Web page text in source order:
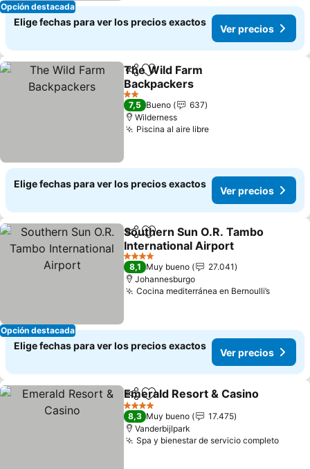
Opción destacada
Elige fechas para ver los precios exactos
Ver precios
Compartir
Agregar a favoritos
The Wild Farm
Backpackers
Ver precios
2 Estrellas
7,5 Bueno
637
Wilderness
Piscina al aire libreVer precios
Elige fechas para ver los precios exactos
Ver precios
Opción destacada
CompartirAgregar a favoritos
Southern Sun O.R. Tambo
International Airport
Ver precios
4 Estrellas
8,1 Muy bueno
27.041
Johannesburgo
Cocina mediterránea en Bernoulli’sVer
Elige fechas para ver los precios exactos
Ver precios
CompartirAgregar a favoritos
Emerald Resort & Casino
4 Estrellas
8,3 Muy bueno
17.475
Vanderbijlpark
Spa y bienestar de servicio completoVer